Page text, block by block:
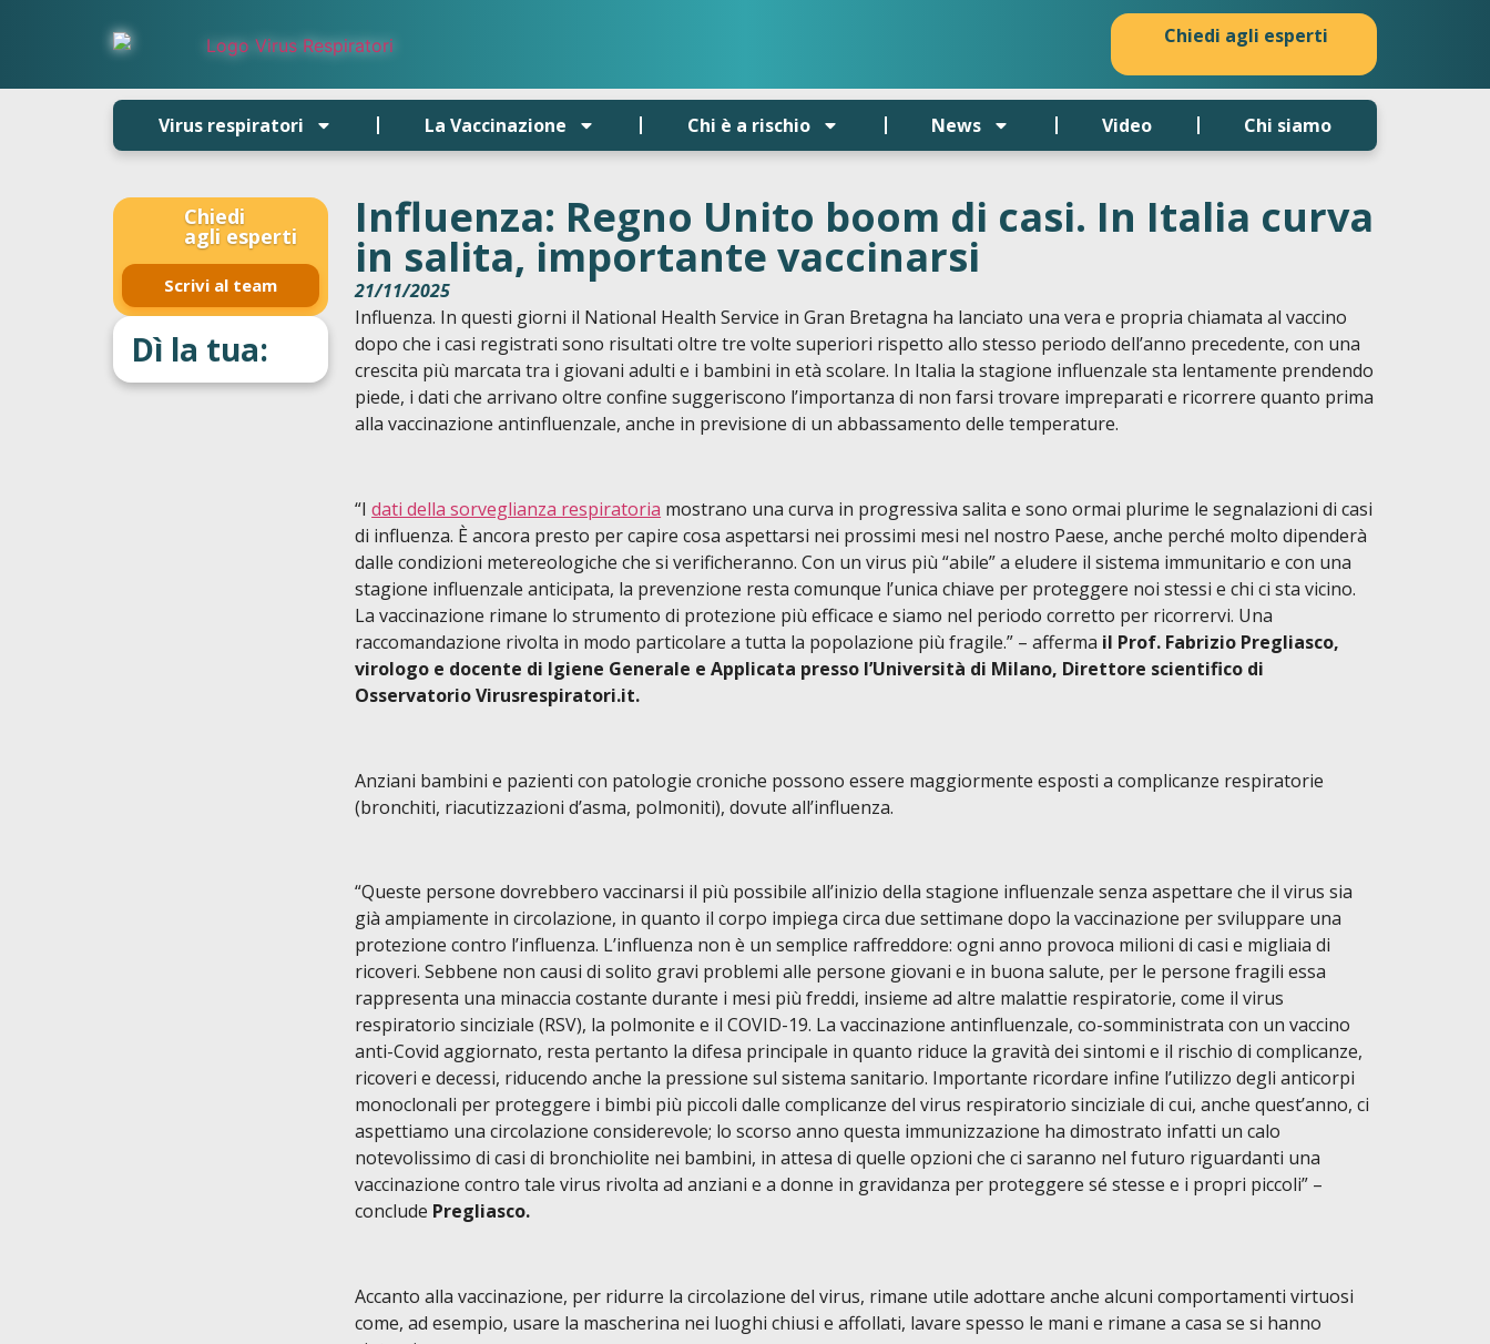
Chiedi agli esperti
Virus respiratori La Vaccinazione Chi è a rischio News Video Chi siamo
Chiedi
agli esperti
Scrivi al team
Dì la tua:
Influenza: Regno Unito boom di casi. In Italia curva
in salita, importante vaccinarsi
21/11/2025
Influenza. In questi giorni il National Health Service in Gran Bretagna ha lanciato una vera e propria chiamata al vaccino
dopo che i casi registrati sono risultati oltre tre volte superiori rispetto allo stesso periodo dell’anno precedente, con una
crescita più marcata tra i giovani adulti e i bambini in età scolare. In Italia la stagione influenzale sta lentamente prendendo
piede, i dati che arrivano oltre confine suggeriscono l’importanza di non farsi trovare impreparati e ricorrere quanto prima
alla vaccinazione antinfluenzale, anche in previsione di un abbassamento delle temperature.
“Idati della sorveglianza respiratoria mostrano una curva in progressiva salita e sono ormai plurime le segnalazioni di casi
di influenza. È ancora presto per capire cosa aspettarsi nei prossimi mesi nel nostro Paese, anche perché molto dipenderà
dalle condizioni metereologiche che si verificheranno. Con un virus più “abile” a eludere il sistema immunitario e con una
stagione influenzale anticipata, la prevenzione resta comunque l’unica chiave per proteggere noi stessi e chi ci sta vicino.
La vaccinazione rimane lo strumento di protezione più efficace e siamo nel periodo corretto per ricorrervi. Una
raccomandazione rivolta in modo particolare a tutta la popolazione più fragile.” – afferma il Prof. Fabrizio Pregliasco,
virologo e docente di Igiene Generale e Applicata presso l’Università di Milano, Direttore scientifico di
Osservatorio Virusrespiratori.it.
Anziani bambini e pazienti con patologie croniche possono essere maggiormente esposti a complicanze respiratorie
(bronchiti, riacutizzazioni d’asma, polmoniti), dovute all’influenza.
“Queste persone dovrebbero vaccinarsi il più possibile all’inizio della stagione influenzale senza aspettare che il virus sia
già ampiamente in circolazione, in quanto il corpo impiega circa due settimane dopo la vaccinazione per sviluppare una
protezione contro l’influenza. L’influenza non è un semplice raffreddore: ogni anno provoca milioni di casi e migliaia di
ricoveri. Sebbene non causi di solito gravi problemi alle persone giovani e in buona salute, per le persone fragili essa
rappresenta una minaccia costante durante i mesi più freddi, insieme ad altre malattie respiratorie, come il virus
respiratorio sinciziale (RSV), la polmonite e il COVID-19. La vaccinazione antinfluenzale, co-somministrata con un vaccino
anti-Covid aggiornato, resta pertanto la difesa principale in quanto riduce la gravità dei sintomi e il rischio di complicanze,
ricoveri e decessi, riducendo anche la pressione sul sistema sanitario. Importante ricordare infine l’utilizzo degli anticorpi
monoclonali per proteggere i bimbi più piccoli dalle complicanze del virus respiratorio sinciziale di cui, anche quest’anno, ci
aspettiamo una circolazione considerevole; lo scorso anno questa immunizzazione ha dimostrato infatti un calo
notevolissimo di casi di bronchiolite nei bambini, in attesa di quelle opzioni che ci saranno nel futuro riguardanti una
vaccinazione contro tale virus rivolta ad anziani e a donne in gravidanza per proteggere sé stesse e i propri piccoli” –
conclude Pregliasco.
Accanto alla vaccinazione, per ridurre la circolazione del virus, rimane utile adottare anche alcuni comportamenti virtuosi
come, ad esempio, usare la mascherina nei luoghi chiusi e affollati, lavare spesso le mani e rimane a casa se si hanno